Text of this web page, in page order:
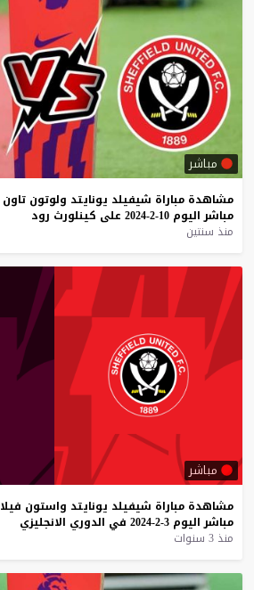
مباشر
مشاهدة مباراة شيفيلد يونايتد ولوتون تاون
مباشر اليوم 10-2-2024 على كينلورث رود
منذ سنتين
مباشر
مشاهدة مباراة شيفيلد يونايتد واستون فيلا
مباشر اليوم 3-2-2024 في الدوري الانجليزي
منذ 3 سنوات